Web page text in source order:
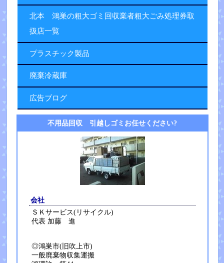
北本 鴻巣の粗大ゴミ回収業者粗大ごみ処理券取
扱店一覧
プラスチック製品
廃棄冷蔵庫
広告ブログ
不用品回収 引越しゴミお任せください?
会社
ＳＫサービス(リサイクル)
代表 加藤 進
◎鴻巣市(旧吹上市)
一般廃棄物収集運搬